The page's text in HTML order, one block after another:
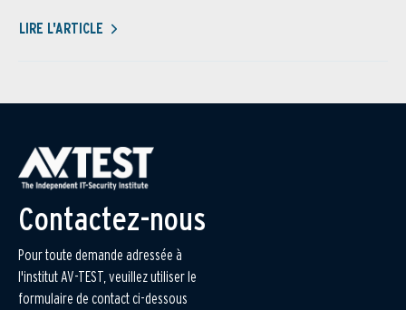
LIRE L'ARTICLE
Contactez-nous
Pour toute demande adressée à
l'institut AV-TEST, veuillez utiliser le
formulaire de contact ci-dessous